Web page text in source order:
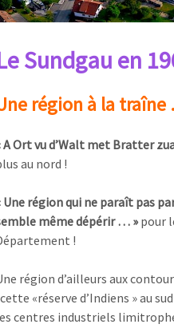
Sundgau en
région à la
A Ort vu d’Walt met Bratter
au nord !
Une région qui ne paraît pas
même dépérir … »pour
!
région d’ailleurs aux
«réserve d’Indiens » au
centres industriels